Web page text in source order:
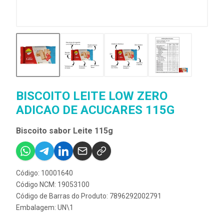
BISCOITO LEITE LOW ZERO
ADICAO DE ACUCARES 115G
Biscoito sabor Leite 115g
Código: 10001640
Código NCM: 19053100
Código de Barras do Produto: 7896292002791
Embalagem: UN\1